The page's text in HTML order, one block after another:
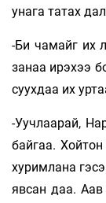
унага татах
-Би чамайг их
занаа ирэхээ
суухдаа их
-Уучлаарай,
байгаа.
хуримлана
явсан даа.